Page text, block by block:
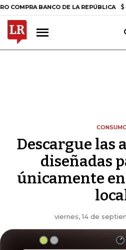
BANCO DE LA REPÚBLICA $
Descargue las
diseñadas
únicamente
viernes, 14 de